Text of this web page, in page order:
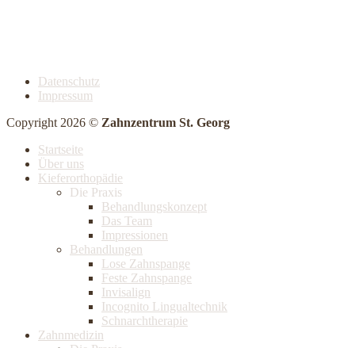
Datenschutz
Impressum
Copyright 2026 © Zahnzentrum St. Georg
Startseite
Über uns
Kieferorthopädie
Die Praxis
Behandlungskonzept
Das Team
Impressionen
Behandlungen
Lose Zahnspange
Feste Zahnspange
Invisalign
Incognito Lingualtechnik
Schnarchtherapie
Zahnmedizin